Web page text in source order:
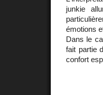
junkie
émotions
Dans le
fait partie
confort